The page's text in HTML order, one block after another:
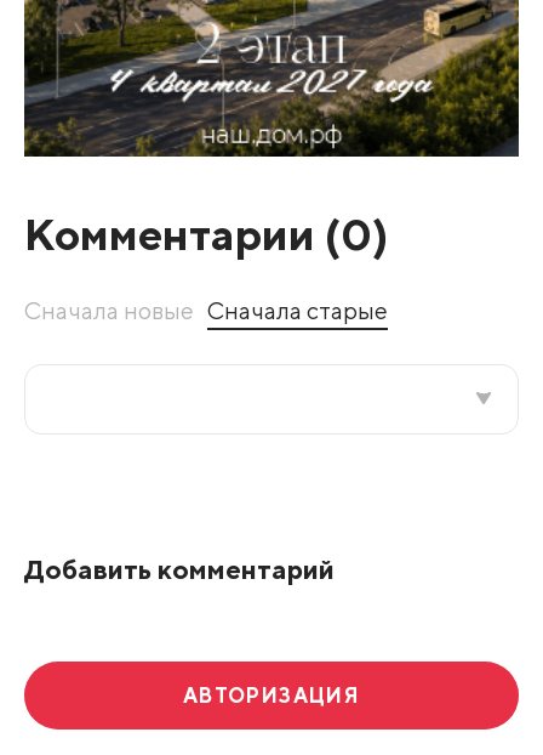
Комментарии (0)
Сначала новые Сначала старые
Добавить комментарий
АВТОРИЗАЦИЯ